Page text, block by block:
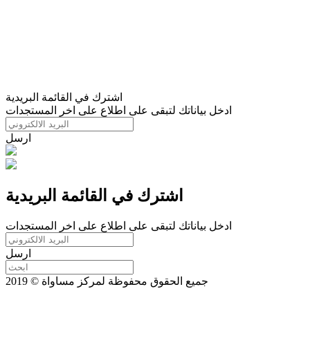
اشترك في القائمة البريدية
ادخل بياناتك لتبقى على اطلاع على اخر المستجدات
ارسل
اشترك في القائمة البريدية
ادخل بياناتك لتبقى على اطلاع على اخر المستجدات
ارسل
جميع الحقوق محفوظة لمركز مساواة © 2019